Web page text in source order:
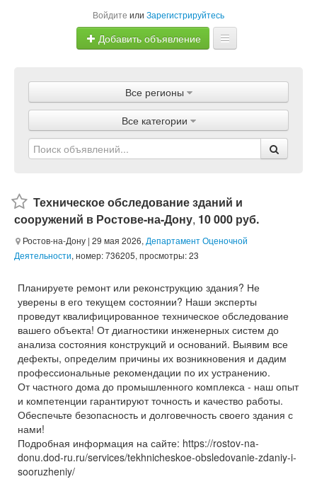
Войдите или Зарегистрируйтесь
Добавить объявление
Объявления
Магазины
Услуги
Все регионы
Все категории
Техническое обследование зданий и
сооружений в Ростове-на-Дону, 10 000 руб.
Ростов-на-Дону | 29 мая 2026, Департамент Оценочной
Деятельности, номер: 736205, просмотры: 23
Планируете ремонт или реконструкцию здания? Не
уверены в его текущем состоянии? Наши эксперты
проведут квалифицированное техническое обследование
вашего объекта! От диагностики инженерных систем до
анализа состояния конструкций и оснований. Выявим все
дефекты, определим причины их возникновения и дадим
профессиональные рекомендации по их устранению.
От частного дома до промышленного комплекса - наш опыт
и компетенции гарантируют точность и качество работы.
Обеспечьте безопасность и долговечность своего здания с
нами!
Подробная информация на сайте: https://rostov-na-
donu.dod-ru.ru/services/tekhnicheskoe-obsledovanie-zdaniy-i-
sooruzheniy/